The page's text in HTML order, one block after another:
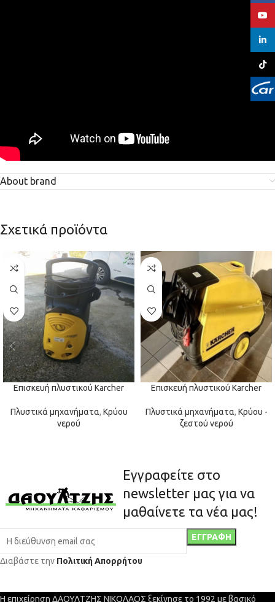
About brand
Σχετικά προϊόντα
Επισκευή πλυστικού Karcher
Πλυστικά μηχανήματα, Κρύου
νερού
Επισκευή πλυστικού Karcher
Πλυστικά μηχανήματα, Κρύου -
ζεστού νερού
Εγγραφείτε στο
newsletter μας για να
μαθαίνετε τα νέα μας!
Διαβάστε την Πολιτική Απορρήτου
Η επιχείρηση ΔΑΟΥΛΤΖΗΣ ΝΙΚΟΛΑΟΣ ξεκίνησε το 1992 με βασικό